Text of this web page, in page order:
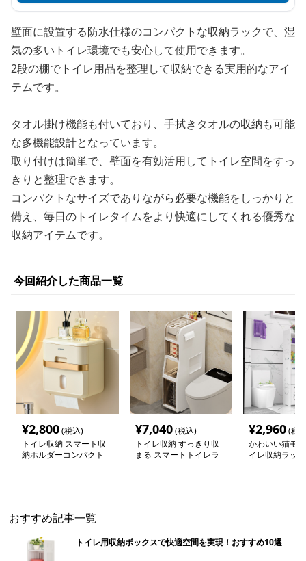
壁面に設置する防水仕様のコンパクトな収納ラックで、湿
気の多いトイレ環境でも安心して使用できます。
2段の棚でトイレ用品を整理して収納できる実用的なアイ
テムです。
タオル掛け機能も付いており、手拭きタオルの収納も可能
な多機能設計となっています。
取り付けは簡単で、壁面を有効活用してトイレ空間をすっ
きりと整理できます。
コンパクトなサイズでありながら必要な機能をしっかりと
備え、毎日のトイレタイムをより快適にしてくれる優秀な
収納アイテムです。
今回紹介した商品一覧
¥2,800(税込)
トイレ収納 スマート収
納ホルダーコンパクト
¥7,040(税込)
トイレ収納 すっきり収
まる スマートトイレラ
¥2,960(税
かわいい猫モ
イレ収納ラック
おすすめ記事一覧
トイレ用収納ボックスで快適空間を実現！おすすめ10選